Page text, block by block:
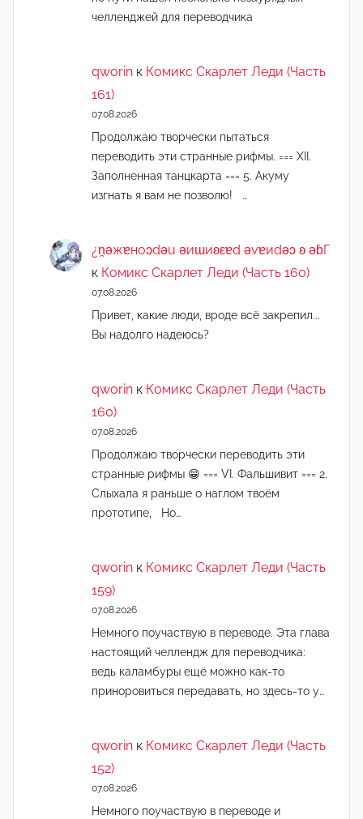
челленджей для переводчика
qworin к Комикс Скарлет Леди (Часть
161)
07.08.2026
Продолжаю творчески пытаться
переводить эти странные рифмы. === XII.
Заполненная танцкарта === 5. Акуму
изгнать я вам не позволю! …
¿n̯ǝжɐноɔdǝu ǝиɯиʚεɐd ǝvɐиdǝɔ ʚ ǝɓГ
к Комикс Скарлет Леди (Часть 160)
07.08.2026
Привет, какие люди, вроде всё закрепил...
Вы надолго надеюсь?
qworin к Комикс Скарлет Леди (Часть
160)
07.08.2026
Продолжаю творчески переводить эти
странные рифмы 😁 === VI. Фальшивит === 2.
Слыхала я раньше о наглом твоём
прототипе, Но…
qworin к Комикс Скарлет Леди (Часть
159)
07.08.2026
Немного поучаствую в переводе. Эта глава
настоящий челлендж для переводчика:
ведь каламбуры ещё можно как-то
приноровиться передавать, но здесь-то у…
qworin к Комикс Скарлет Леди (Часть
152)
07.08.2026
Немного поучаствую в переводе и